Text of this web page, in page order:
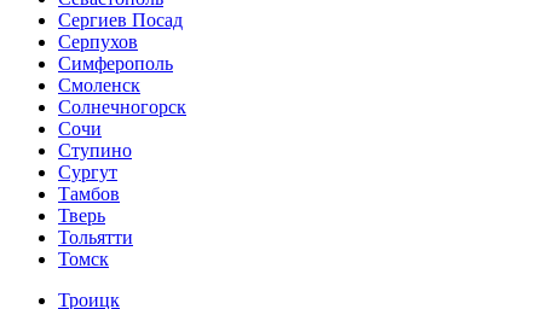
Сергиев Посад
Серпухов
Симферополь
Смоленск
Солнечногорск
Сочи
Ступино
Сургут
Тамбов
Тверь
Тольятти
Томск
Троицк